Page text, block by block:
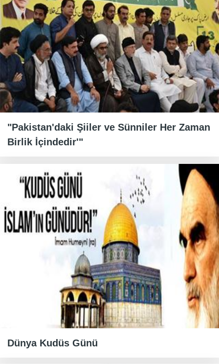
"Pakistan'daki Şiiler ve Sünniler Her Zaman
Birlik İçindedir'"
Dünya Kudüs Günü